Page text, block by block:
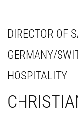
DIRECTOR OF
GERMANY/
HOSPITALITY